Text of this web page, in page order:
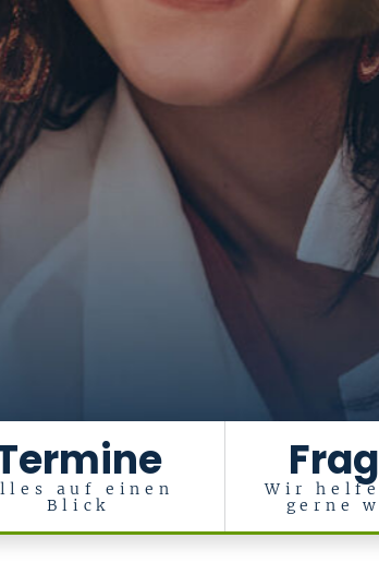
auf einen
Blick
Wir
gerne